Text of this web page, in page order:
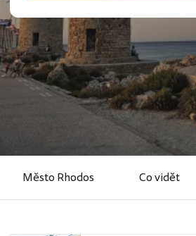
Město Rhodos Co vidět